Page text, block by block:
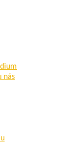
nás